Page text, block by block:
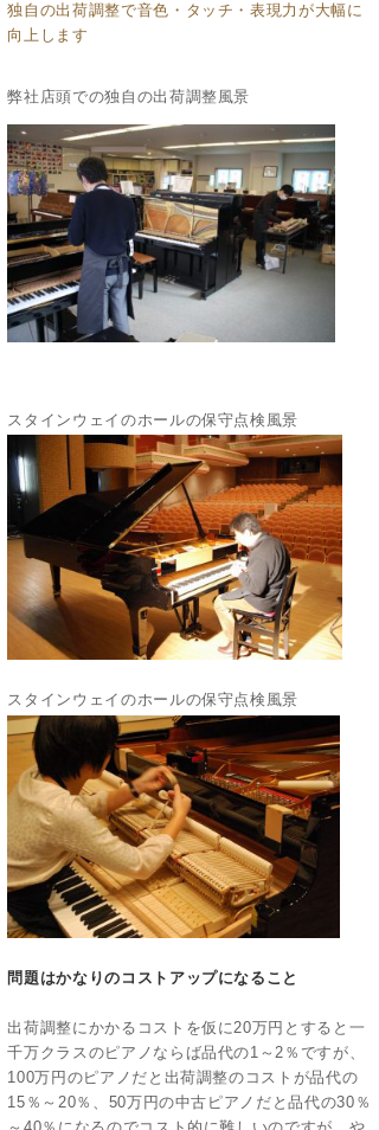
独自の出荷調整で音色・タッチ・表現力が大幅に
向上します
弊社店頭での独自の出荷調整風景
スタインウェイのホールの保守点検風景
スタインウェイのホールの保守点検風景
問題はかなりのコストアップになること
出荷調整にかかるコストを仮に20万円とすると一
千万クラスのピアノならば品代の1～2％ですが、
100万円のピアノだと出荷調整のコストが品代の
15％～20％、50万円の中古ピアノだと品代の30％